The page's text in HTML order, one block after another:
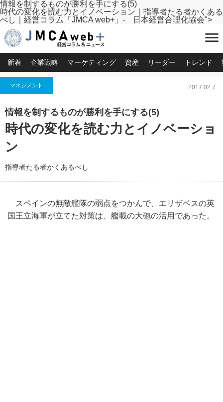
情報を制するものが勝利を手にする(5)
時代の変化を読む力とイノベーション｜指導者たる者かくある
べし｜経営コラム「JMCA web+」- 日本経営合理化協会">
menu
新着 企業戦略 マーケティング 資産 リーダー トレンド
マネジメント 2017.02.7
情報を制するものが勝利を手にする(5)
時代の変化を読む力とイノベーショ
ン
指導者たる者かくあるべし
スペインの無敵艦隊の弱点をつかんで、 エリザベスの英
国王立海軍が立てた対策は、 艦載の大砲の活用であった。